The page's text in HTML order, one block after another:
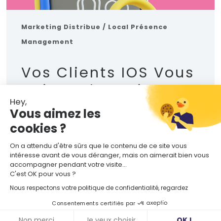
Hey,
Vous aimez les
cookies ?
On a attendu d'être sûrs que le contenu de ce site vous
intéresse avant de vous déranger, mais on aimerait bien vous
accompagner pendant votre visite...
C'est OK pour vous ?
Nous respectons votre politique de confidentialité, regardez
Consentements certifiés par
Marketing Distribue / Local Présence
Management
Vos Clients IOS Vous
Voient-Ils Vraiment
? Tout Savoir Sur
Apple Business
Connect
MANON BOUILLÉ| 21 MAI 2026